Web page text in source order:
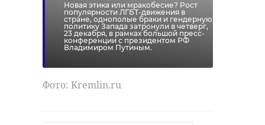
Новая этика или мракобесие? Рост
популярности ЛГБТ-движения в
стране, однополые браки и гендерную
политику Запада затронули в четверг,
23 декабря, в рамках большой пресс-
конференции с президентом РФ
Владимиром Путиным.
Фото: Kremlin.ru